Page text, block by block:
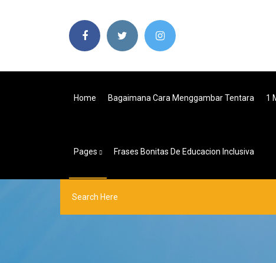
Home Bagaimana Cara Menggambar Tentara 1
Pages Frases Bonitas De Educacion Inclusiva